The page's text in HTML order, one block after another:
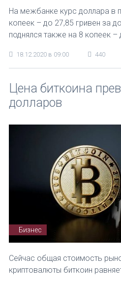
На межбанке курс доллара в
копеек – до 27,85 гривен за
поднялся также на 8 копеек –
18.12.2020 в 09:00 440
Цена биткоина
долларов
Бизнес
Сейчас общая стоимость
криптовалюты биткоин